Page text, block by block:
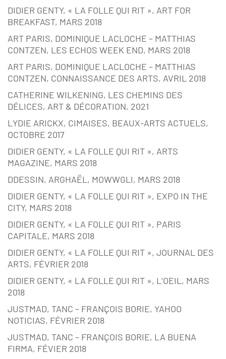
DIDIER GENTY, « LA FOLLE QUI RIT », ART FOR
BREAKFAST, MARS 2018
ART PARIS, DOMINIQUE LACLOCHE – MATTHIAS
CONTZEN, LES ECHOS WEEK END, MARS 2018
ART PARIS, DOMINIQUE LACLOCHE – MATTHIAS
CONTZEN, CONNAISSANCE DES ARTS, AVRIL 2018
CATHERINE WILKENING, LES CHEMINS DES
DÉLICES, ART & DÉCORATION, 2021
LYDIE ARICKX, CIMAISES, BEAUX-ARTS ACTUELS,
OCTOBRE 2017
DIDIER GENTY, « LA FOLLE QUI RIT », ARTS
MAGAZINE, MARS 2018
DDESSIN, ARGHAËL, MOWWGLI, MARS 2018
DIDIER GENTY, « LA FOLLE QUI RIT », EXPO IN THE
CITY, MARS 2018
DIDIER GENTY, « LA FOLLE QUI RIT », PARIS
CAPITALE, MARS 2018
DIDIER GENTY, « LA FOLLE QUI RIT », JOURNAL DES
ARTS, FÉVRIER 2018
DIDIER GENTY, « LA FOLLE QUI RIT », L’OEIL, MARS
2018
JUSTMAD, TANC – FRANÇOIS BORIE, YAHOO
NOTICIAS, FÉVRIER 2018
JUSTMAD, TANC – FRANÇOIS BORIE, LA BUENA
FIRMA, FÉVIER 2018